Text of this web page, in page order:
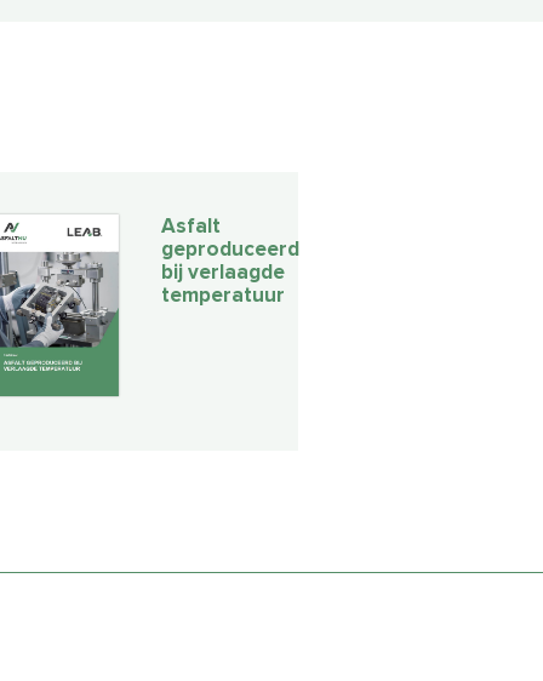
Asfalt
geproduceerd
bij verlaagde
temperatuur